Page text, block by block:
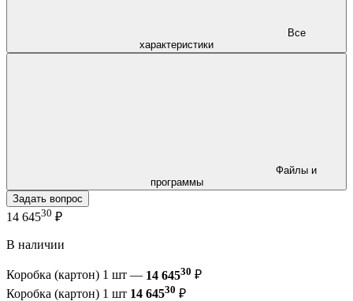
характеристики
программы
Задать вопрос
14 64530 ₽
В наличии
Коробка (картон) 1 шт — 14 64530 ₽
Коробка (картон) 1 шт 14 64530 ₽